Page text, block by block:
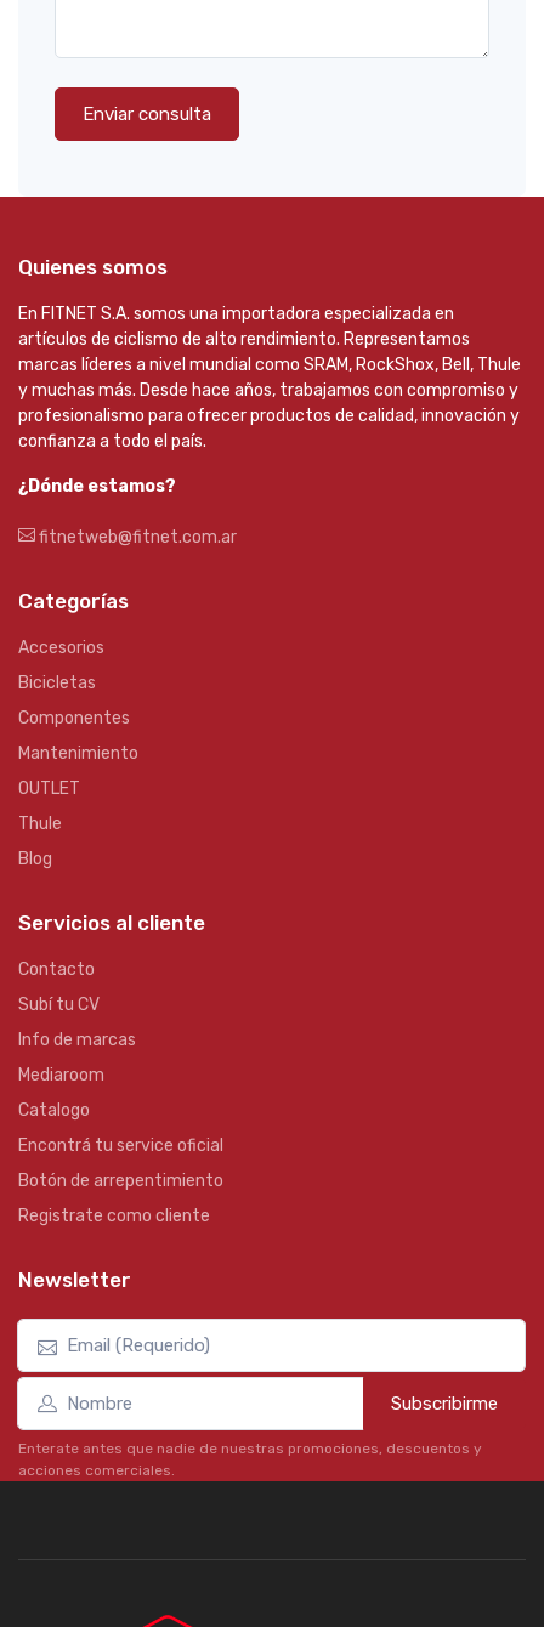
Enviar consulta
Quienes somos
En FITNET S.A. somos una importadora especializada en
artículos de ciclismo de alto rendimiento. Representamos
marcas líderes a nivel mundial como SRAM, RockShox, Bell, Thule
y muchas más. Desde hace años, trabajamos con compromiso y
profesionalismo para ofrecer productos de calidad, innovación y
confianza a todo el país.
¿Dónde estamos?
fitnetweb@fitnet.com.ar
Categorías
Accesorios
Bicicletas
Componentes
Mantenimiento
OUTLET
Thule
Blog
Servicios al cliente
Contacto
Subí tu CV
Info de marcas
Mediaroom
Catalogo
Encontrá tu service oficial
Botón de arrepentimiento
Registrate como cliente
Newsletter
Subscribirme
Enterate antes que nadie de nuestras promociones, descuentos y
acciones comerciales.